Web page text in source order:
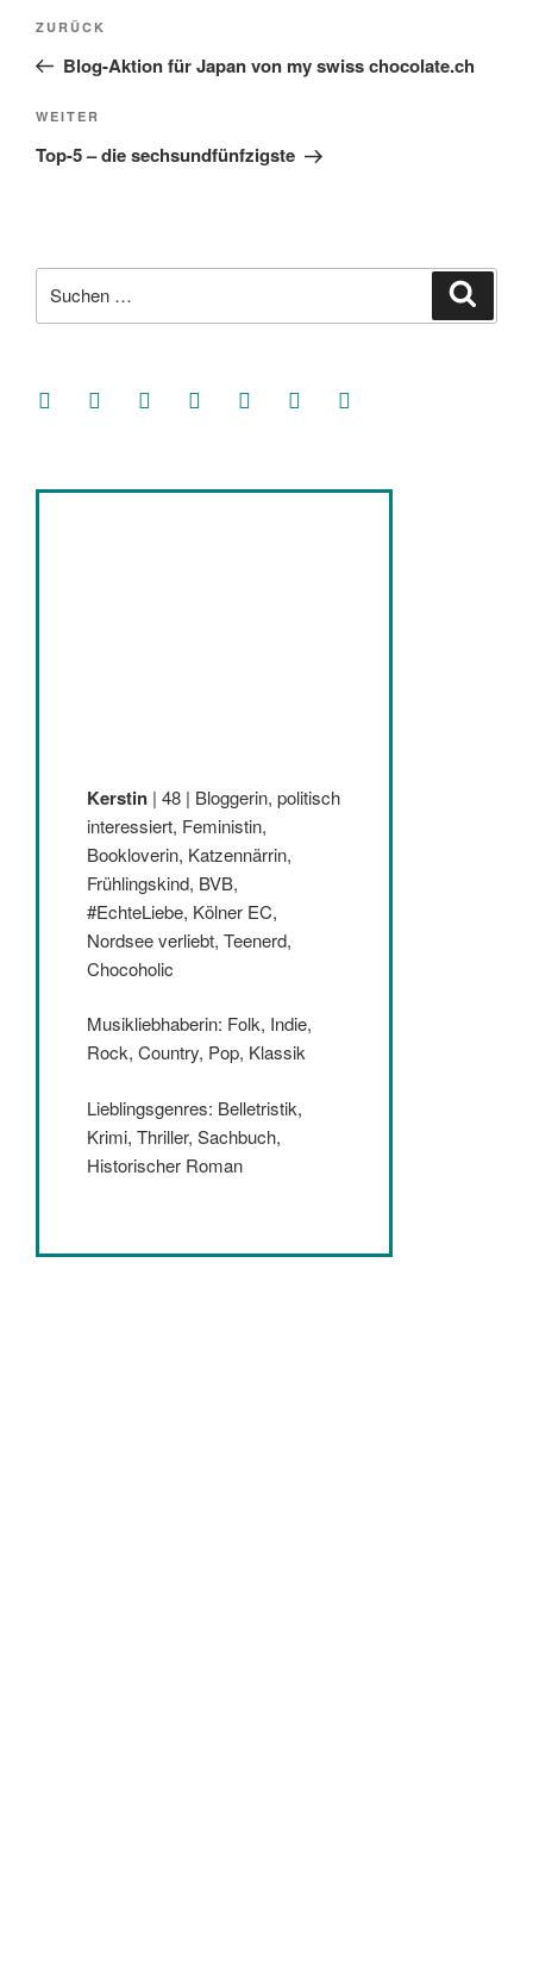
Beitragsnavigation
Vorheriger
Beitrag
ZURÜCK
Blog-Aktion für Japan von my swiss chocolate.ch
Nächster
Beitrag
WEITER
Top-5 – die sechsundfünfzigste
nach:
facebooksoundcloud
twitter mastodoninstagramthreads goodreads
Kerstin | 48 | Bloggerin, politisch
interessiert, Feministin,
Bookloverin, Katzennärrin,
Frühlingskind, BVB,
#EchteLiebe, Kölner EC,
Nordsee verliebt, Teenerd,
Chocoholic
Musikliebhaberin: Folk, Indie,
Rock, Country, Pop, Klassik
Lieblingsgenres: Belletristik,
Krimi, Thriller, Sachbuch,
Historischer Roman